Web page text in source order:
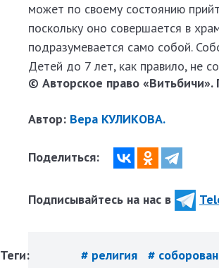
может по своему состоянию
поскольку оно совершается в
подразумевается само собой.
Детей до 7 лет, как правило, не
© Авторское право «Витьбичи».
Автор: Вера КУЛИКОВА.
Поделиться:
Подписывайтесь на нас в
Теги: # религия #